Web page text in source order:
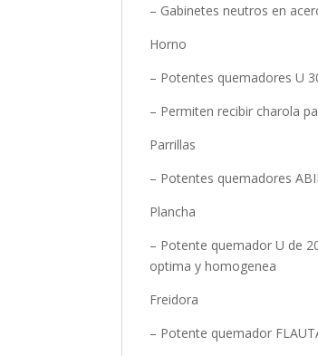
– Gabinetes neutros en
Horno
– Potentes quemadores U
– Permiten recibir charola
Parrillas
– Potentes quemadores
Plancha
– Potente quemador U de
optima y homogenea
Freidora
– Potente quemador